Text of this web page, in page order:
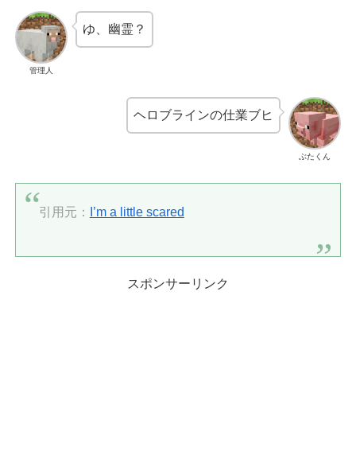
管理人
ゆ、幽霊？
ぶたくん
ヘロブラインの仕業ブヒ
引用元： I’m a little scared
スポンサーリンク